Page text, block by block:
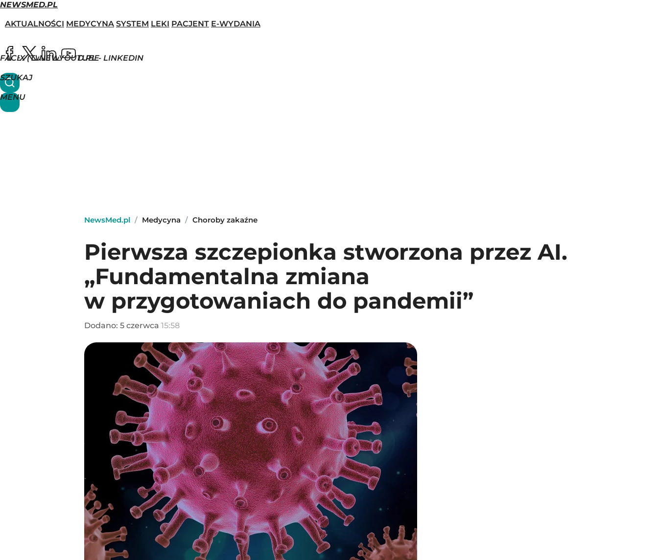
NEWSMED.PL
AKTUALNOŚCI MEDYCYNA SYSTEM LEKI PACJENT E-WYDANIA
FACEBOOK
X (TWITTER)
NEWSMED.PL - LINKEDIN
YOUTUBE
SZUKAJ
MENU
NewsMed.pl / Medycyna / Choroby zakaźne
Pierwsza szczepionka stworzona przez AI.
„Fundamentalna zmiana
w przygotowaniach do pandemii”
Dodano: 5 czerwca 15:58